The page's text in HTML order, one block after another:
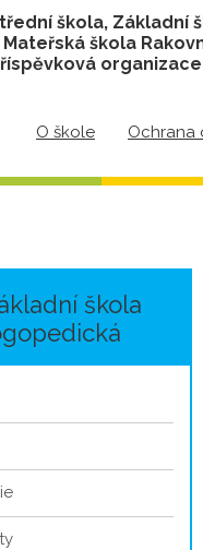
škola, Základní
Mateřská škola
organizace
O škole Ochrana
škola